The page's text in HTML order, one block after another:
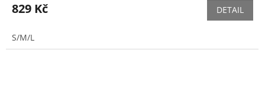
829 Kč DETAIL
S/M/L